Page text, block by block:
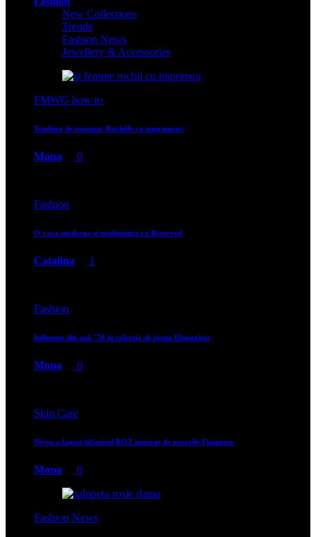
New Collections
Trends
Fashion News
Jewellery & Accessories
FMWG how to
Tendinte de toamna: Rochiile cu imprimeuri
Mona 0
Fashion
O vara moderna si neobisnuita cu Reserved
Catalina 1
Fashion
Influente din anii ’70 in colectia de iarna Hispanitas
Mona 0
Skin Care
Nivea a lansat bifazicul ROZ inspirat de pasarile Flamingo
Mona 0
Fashion News